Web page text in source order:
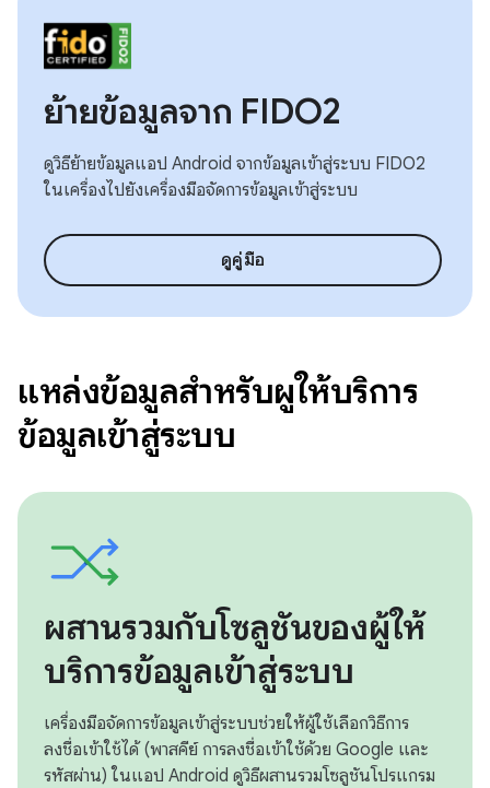
ย้ายข้อมูลจาก FIDO2
ดูวิธีย้ายข้อมูลแอป Android จากข้อมูลเข้าสู่ระบบ FIDO2
ในเครื่องไปยังเครื่องมือจัดการข้อมูลเข้าสู่ระบบ
ดูคู่มือ
แหล่งข้อมูลสำหรับผู้ให้บริการ
ข้อมูลเข้าสู่ระบบ
ผสานรวมกับโซลูชันของผู้ให้
บริการข้อมูลเข้าสู่ระบบ
เครื่องมือจัดการข้อมูลเข้าสู่ระบบช่วยให้ผู้ใช้เลือกวิธีการ
ลงชื่อเข้าใช้ได้ (พาสคีย์ การลงชื่อเข้าใช้ด้วย Google และ
รหัสผ่าน) ในแอป Android ดูวิธีผสานรวมโซลูชันโปรแกรม